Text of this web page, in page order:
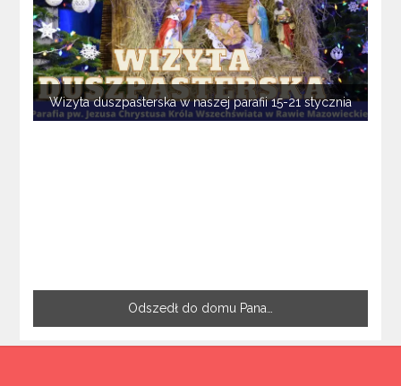
Wizyta duszpasterska w naszej parafii 15-21 stycznia
Odszedł do domu Pana…